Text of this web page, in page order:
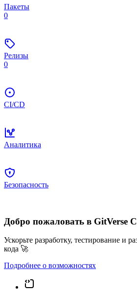
Пакеты
0
Релизы
0
CI/CD
Аналитика
Безопасность
Добро пожаловать в GitVerse
Ускорьте разработку, тестирование и
кода 🚀
Подробнее о возможностях